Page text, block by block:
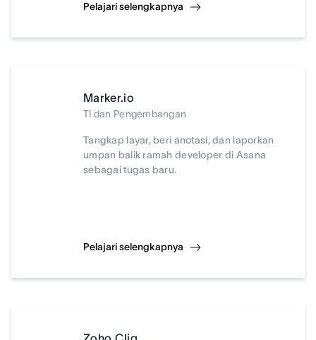
Pelajari selengkapnya
Marker.io
TI dan Pengembangan
Tangkap layar, beri anotasi, dan laporkan
umpan balik ramah developer di Asana
sebagai tugas baru.
Pelajari selengkapnya